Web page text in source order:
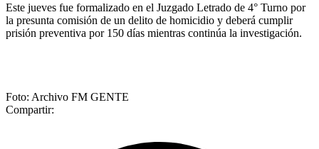
Este jueves fue formalizado en el Juzgado Letrado de 4° Turno por
la presunta comisión de un delito de homicidio y deberá cumplir
prisión preventiva por 150 días mientras continúa la investigación.
Foto: Archivo FM GENTE
Compartir: